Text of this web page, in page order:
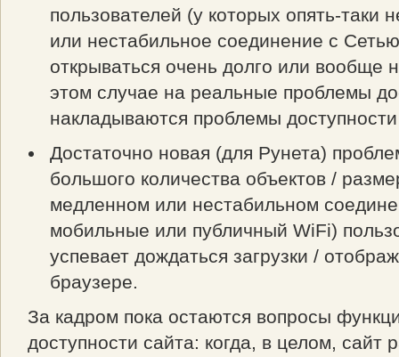
пользователей (у которых опять-таки
или нестабильное соединение с
открываться очень долго или вообще
этом случае на реальные проблемы
накладываются проблемы
Достаточно новая (для Рунета)
большого количества объектов /
медленном или нестабильном
мобильные или публичный WiFi)
успевает дождаться загрузки /
браузере.
За кадром пока остаются вопросы
доступности сайта: когда, в целом, сайт